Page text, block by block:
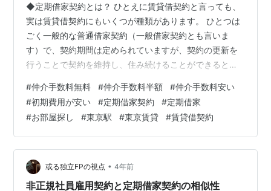
◆定期借家契約とは？ ひとえに賃貸借契約と言っても、
実は賃貸借契約にもいくつが種類があります。 ひとつは
ごく一般的な普通借家契約（一般借家契約とも言いま
す）で、契約期間は定められていますが、契約の更新を
行うことで契約を維持し、住み続けることができるとい
普通借家契約をイメージすることが多いかと思います。
それに加えて、時々見かけるのが定期借家契約と言われ
るものです。 定期借家契約とは、その名のとおり期間が
定められている賃貸借契約となり、契約期間が満了する
とともに契約が終了する賃貸借契約となります。 本日は
この定期借家契約についてより深くお話しして…
#仲介手数料無料 #仲介手数料半額 #仲介手数料安い
#初期費用が安い #定期借家契約 #定期借家
#お部屋探し #東京駅 #東京賃貸 #賃貸借契約
或る独立FPの視点 • 4年前
非正規社員雇用契約と定期借家契約の相似性